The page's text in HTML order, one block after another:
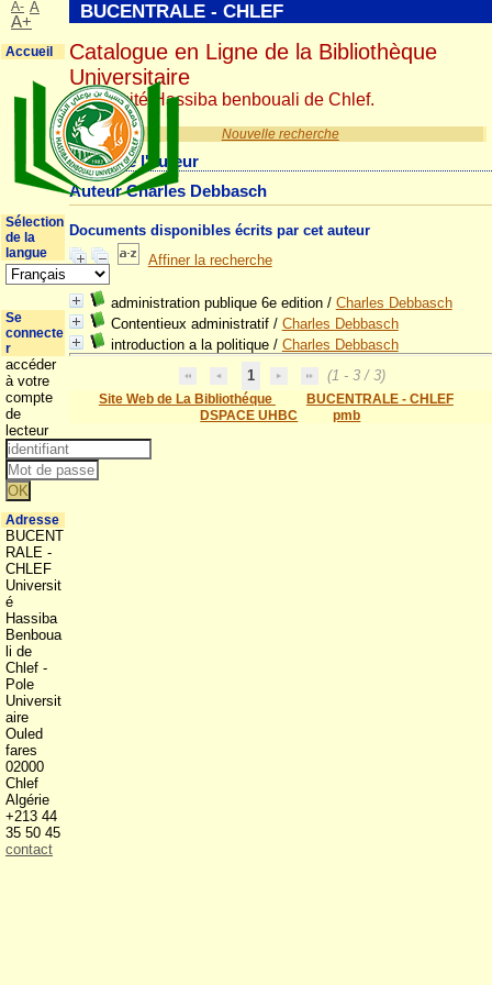
Nouvelle recherche
Détail de l'auteur
Auteur Charles Debbasch
Documents disponibles écrits par cet auteur
Affiner la recherche
administration publique 6e edition/ Charles Debbasch
Contentieux administratif/ Charles Debbasch
introduction a la politique/ Charles Debbasch
1
(1 - 3 / 3)
Site Web de La Bibliothéque
BUCENTRALE - CHLEF
DSPACE UHBC
pmb
BUCENTRALE - CHLEF
Catalogue en Ligne de la Bibliothèque
Universitaire
Université Hassiba benbouali de Chlef.
A- A
A+
Accueil
Sélection
de la
langue
Se
connecte
r
accéder
à votre
compte
de
lecteur
Adresse
BUCENT
RALE -
CHLEF
Universit
é
Hassiba
Benboua
li de
Chlef -
Pole
Universit
aire
Ouled
fares
02000
Chlef
Algérie
+213 44
35 50 45
contact